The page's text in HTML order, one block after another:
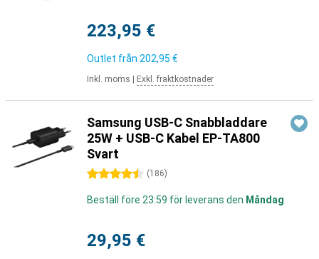
223,95 €
Outlet från 202,95 €
Inkl. moms Exkl. fraktkostnader
Samsung USB-C Snabbladdare
25W + USB-C Kabel EP-TA800
Svart
4.5 stjärnor (186)
Beställ före 23:59 för leverans den Måndag
29,95 €